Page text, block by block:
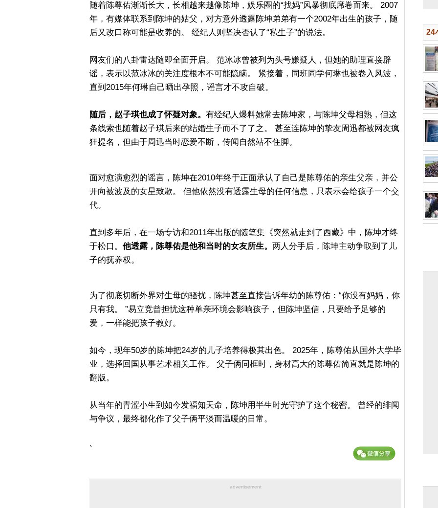
随着陈尊佑渐渐长大，长相越来越像陈坤，娱乐圈的“找妈”风暴彻底席卷而来。 2007
年，有媒体联系到陈坤的姑父，对方意外透露陈坤弟弟有一个2002年出生的孩子，随
后又改口称可能是收养的。 经纪人则坚决否认了“私生子”的说法。
网友们的八卦雷达随即全面开启。 范冰冰曾被列为头号嫌疑人，但她的助理直接辟
谣，表示以范冰冰的关注度根本不可能隐瞒。 紧接着，同班同学何琳也被卷入风波，
直到2015年何琳自己晒出孕照，谣言才不攻自破。
随后，赵子琪也成了怀疑对象。 有经纪人爆料她常去陈坤家，与陈坤父母相熟，但这
条线索也随着赵子琪后来的结婚生子而不了了之。 甚至连陈坤的挚友周迅都被网友疯
狂提名，但由于周迅当时恋爱不断，传闻自然站不住脚。
面对愈演愈烈的谣言，陈坤在2010年终于正面承认了自己是陈尊佑的亲生父亲，并公
开向被波及的女星致歉。 但他依然没有透露生母的任何信息，只表示会给孩子一个交
代。
直到多年后，在一场专访和2011年出版的随笔集《突然就走到了西藏》中，陈坤才终
于松口。 他透露，陈尊佑是他和当时的女友所生。 两人分手后，陈坤主动争取到了儿
子的抚养权。
为了彻底切断外界对生母的骚扰，陈坤甚至直接告诉年幼的陈尊佑：“你没有妈妈，你
只有我。 ”易立竞曾担忧这种单亲环境会影响孩子，但陈坤坚信，只要给予足够的
爱，一样能把孩子教好。
如今，现年50岁的陈坤把24岁的儿子培养得极其出色。 2025年，陈尊佑从国外大学毕
业，选择回国从事艺术相关工作。 父子俩同框时，身材高大的陈尊佑简直就是陈坤的
翻版。
从当年的青涩小生到如今发福知天命，陈坤用半生时光守护了这个秘密。 曾经的绯闻
与争议，最终都化作了父子俩平淡而温暖的日常。
`
advertisement
24